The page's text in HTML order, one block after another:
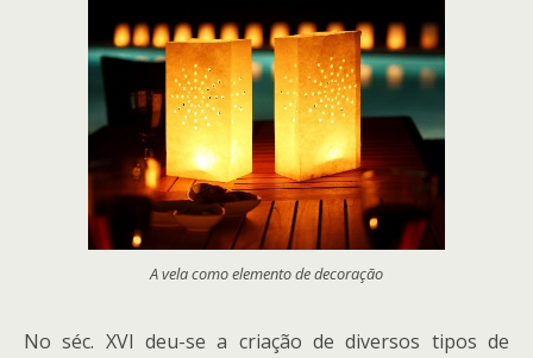
A vela como elemento de decoração
No séc. XVI deu-se a criação de diversos tipos de